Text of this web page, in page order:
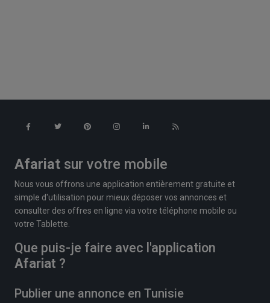
Afariat sur votre mobile
Nous vous offrons une application entièrement gratuite et
simple d'utilisation pour mieux déposer vos annonces et
consulter des offres en ligne via votre téléphone mobile ou
votre Tablette.
Que puis-je faire avec l'application
Afariat ?
Publier une annonce en Tunisie